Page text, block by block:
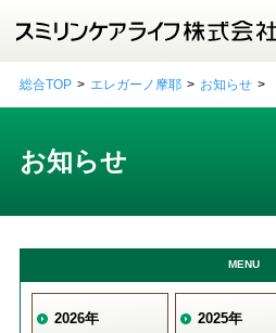
総合TOP エレガーノ摩耶 お知らせ
お知らせ
MENU
2026年 2025年